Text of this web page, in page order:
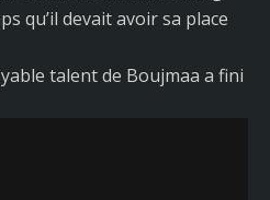
qu’il devait avoir sa place
talent de Boujmaa a fini